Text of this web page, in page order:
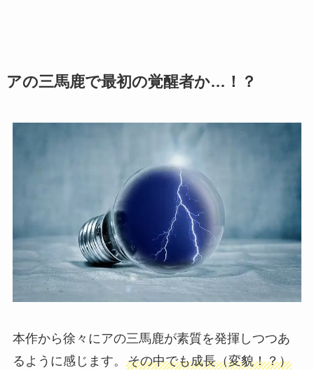
アの三馬鹿で最初の覚醒者か…！？
本作から徐々にアの三馬鹿が素質を発揮しつつあ
るように感じます。 その中でも成長（変貌！？）